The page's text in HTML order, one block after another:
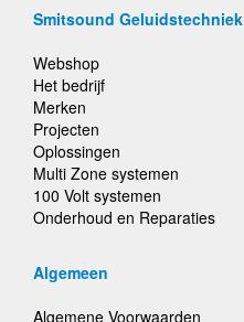
Smitsound Geluidstechniek
Webshop
Het bedrijf
Merken
Projecten
Oplossingen
Multi Zone systemen
100 Volt systemen
Onderhoud en Reparaties
Algemeen
Algemene Voorwaarden